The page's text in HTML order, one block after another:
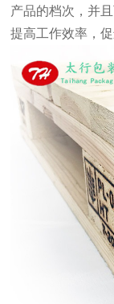
产品的档次，并
提高工作效率，